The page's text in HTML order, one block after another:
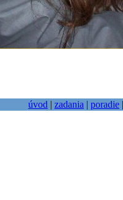
úvod | zadania | poradie